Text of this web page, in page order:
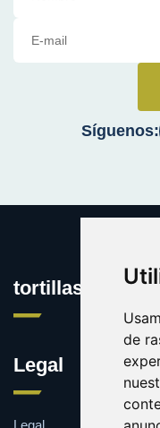
de
Síguenos:
Legal
Legal